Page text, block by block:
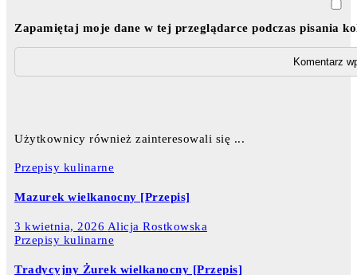
Zapamiętaj moje dane w tej przeglądarce podczas pisania
Użytkownicy również zainteresowali się ...
Przepisy kulinarne
Mazurek wielkanocny [Przepis]
3 kwietnia, 2026 Alicja Rostkowska
Przepisy kulinarne
Tradycyjny Żurek wielkanocny [Przepis]